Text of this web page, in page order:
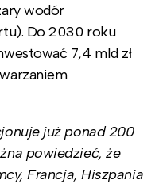
wodór
Do 2030 roku
7,4 mld zł
już ponad 200
powiedzieć, że
Francja, Hiszpania